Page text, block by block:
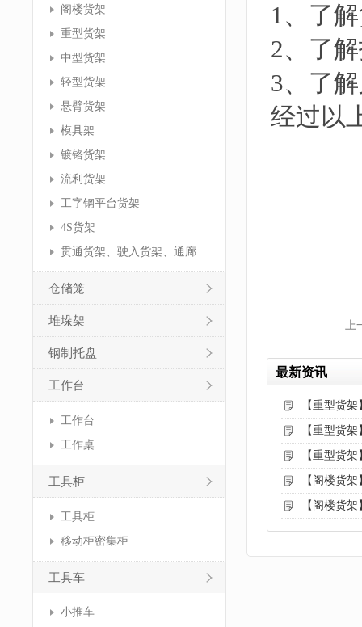
阁楼货架
重型货架
中型货架
轻型货架
悬臂货架
模具架
镀铬货架
流利货架
工字钢平台货架
4S货架
贯通货架、驶入货架、通廊货架
仓储笼
堆垛架
钢制托盘
工作台
工作台
工作桌
工具柜
工具柜
移动柜密集柜
工具车
小推车
1、了
2、了
3、了
经过以
上
最新资讯
【重型货
【重型货
【重型货
【阁楼货
【阁楼货